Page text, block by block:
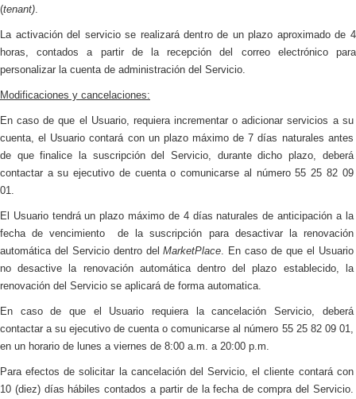
(tenant).
La activación del servicio se realizará dentro de un plazo aproximado de 4
horas, contados a partir de la recepción del correo electrónico para
personalizar la cuenta de administración del Servicio.
Modificaciones y cancelaciones:
En caso de que el Usuario, requiera incrementar o adicionar servicios a su
cuenta, el Usuario contará con un plazo máximo de 7 días naturales antes
de que finalice la suscripción del Servicio, durante dicho plazo, deberá
contactar a su ejecutivo de cuenta o comunicarse al número 55 25 82 09
01.
El Usuario tendrá un plazo máximo de 4 días naturales de anticipación a la
fecha de vencimiento
de la suscripción para desactivar la renovación
automática del Servicio dentro delMarketPlace. En caso de que el Usuario
no desactive la renovación automática dentro del plazo establecido, la
renovación del Servicio se aplicará de forma automatica.
En caso de que el Usuario requiera la
cancelación Servicio, deberá
contactar a su ejecutivo de cuenta o comunicarse al número 55 25 82 09 01,
en un horario de lunes a viernes de 8:00 a.m. a 20:00 p.m.
Para efectos de solicitar la cancelación del Servicio, el cliente contará con
10 (diez) días hábiles contados a partir de la fecha de compra del Servicio.